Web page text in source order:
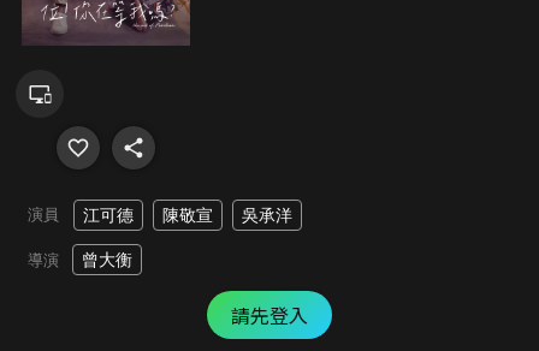
演員 江可德 陳敬宣 吳承洋
導演 曾大衡
請先登入